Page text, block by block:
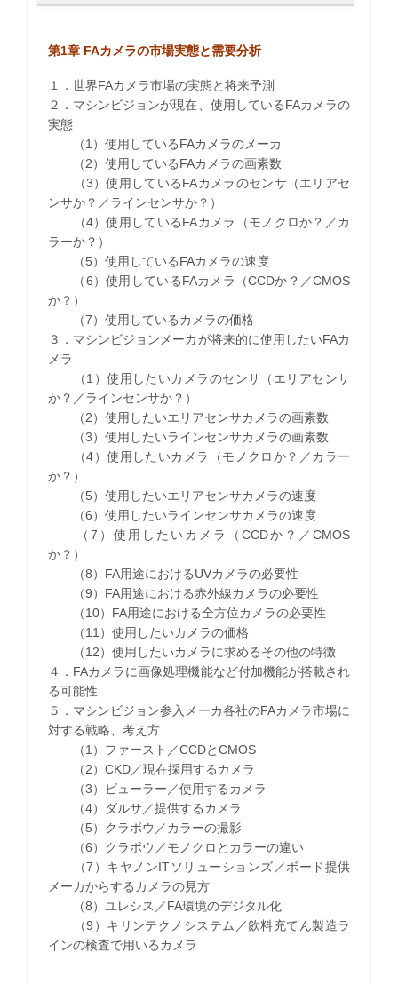
第1章 FAカメラの市場実態と需要分析
１．世界FAカメラ市場の実態と将来予測
２．マシンビジョンが現在、使用しているFAカメラの
実態
（1）使用しているFAカメラのメーカ
（2）使用しているFAカメラの画素数
（3）使用しているFAカメラのセンサ（エリアセ
ンサか？／ラインセンサか？）
（4）使用しているFAカメラ（モノクロか？／カ
ラーか？）
（5）使用しているFAカメラの速度
（6）使用しているFAカメラ（CCDか？／CMOS
か？）
（7）使用しているカメラの価格
３．マシンビジョンメーカが将来的に使用したいFAカ
メラ
（1）使用したいカメラのセンサ（エリアセンサ
か？／ラインセンサか？）
（2）使用したいエリアセンサカメラの画素数
（3）使用したいラインセンサカメラの画素数
（4）使用したいカメラ（モノクロか？／カラー
か？）
（5）使用したいエリアセンサカメラの速度
（6）使用したいラインセンサカメラの速度
（7）使用したいカメラ（CCDか？／CMOS
か？）
（8）FA用途におけるUVカメラの必要性
（9）FA用途における赤外線カメラの必要性
（10）FA用途における全方位カメラの必要性
（11）使用したいカメラの価格
（12）使用したいカメラに求めるその他の特徴
４．FAカメラに画像処理機能など付加機能が搭載され
る可能性
５．マシンビジョン参入メーカ各社のFAカメラ市場に
対する戦略、考え方
（1）ファースト／CCDとCMOS
（2）CKD／現在採用するカメラ
（3）ビューラー／使用するカメラ
（4）ダルサ／提供するカメラ
（5）クラボウ／カラーの撮影
（6）クラボウ／モノクロとカラーの違い
（7）キヤノンITソリューションズ／ボード提供
メーカからするカメラの見方
（8）ユレシス／FA環境のデジタル化
（9）キリンテクノシステム／飲料充てん製造ラ
インの検査で用いるカメラ